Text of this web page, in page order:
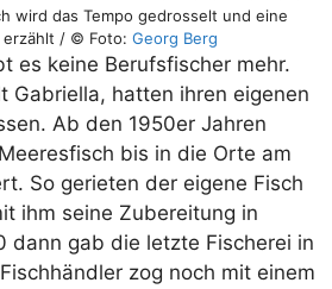
wird das Tempo gedrosselt und eine
erzählt / © Foto: Georg Berg
es keine Berufsfischer mehr.
Gabriella, hatten ihren eigenen
Ab den 1950er Jahren
bis in die Orte am
So gerieten der eigene Fisch
ihm seine Zubereitung in
dann gab die letzte Fischerei in
zog noch mit einem